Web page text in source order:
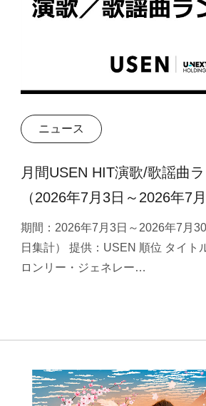
ニュース
月間USEN HIT演歌/歌謡曲
（2026年7月3日～2026年7月
期間：2026年7月3日～2026年7月
日集計） 提供：USEN 順位 タイト
ロンリー・ジェネレー…